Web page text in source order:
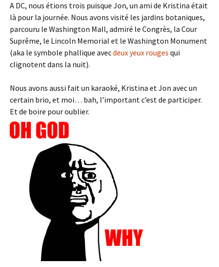
A DC, nous étions trois puisque Jon, un ami de Kristina était
là pour la journée. Nous avons visité les jardins botaniques,
parcouru le Washington Mall, admiré le Congrès, la Cour
Suprême, le Lincoln Memorial et le Washington Monument
(aka le symbole phallique avecdeux yeux rouges qui
clignotent dans la nuit).
Nous avons aussi fait un karaoké, Kristina et Jon avec un
certain brio, et moi… bah, l’important c’est de participer.
Et de boire pour oublier.